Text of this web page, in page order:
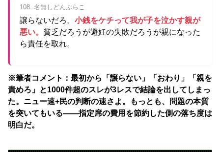
108. 名無しどんぶらこ
譲らないだろ。 小銭をケチって我が子を泣かす親が
悪い。 貧乏だろうが避妊の失敗だろうが親になった
ら責任を取れ。
※筆者コメント：最初から「譲らない」「おわり」「親を
責めろ」と1000件超のスレが3レスで結論を出してしまっ
た。ニュー速+民の判断の速さよ。もっとも、問題の本質
を突いてもいる——指定席の費用を節約した側の落ち度は
明白だ。